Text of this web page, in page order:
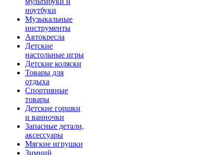
ноутбуки
Музыкальные
инструменты
Автокресла
Детские
настольные игры
Детские коляски
Товары для
отдыха
Спортивные
товары
Детские горшки
и ванночки
Запасные детали,
аксессуары
Мягкие игрушки
Зимний